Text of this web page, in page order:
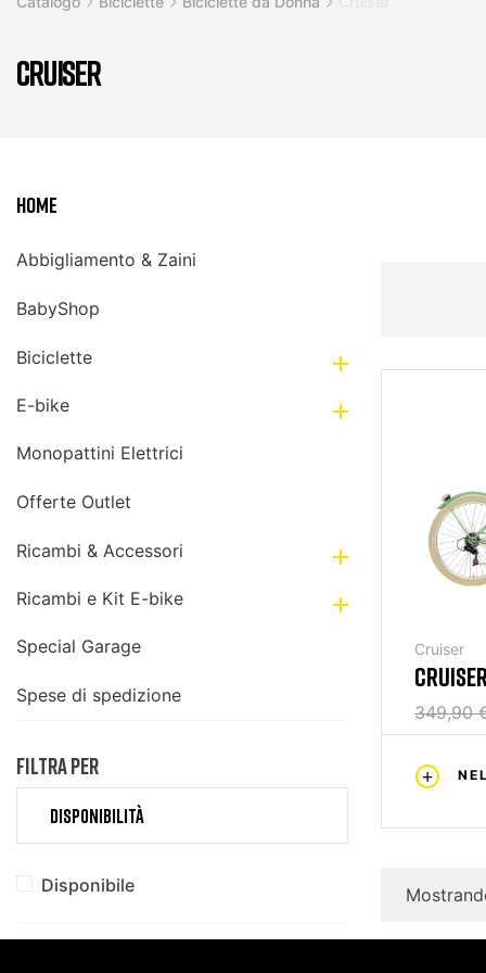
CRUISER
Home
Abbigliamento & Zaini
BabyShop
Biciclette 
E-bike 
Monopattini Elettrici
Offerte Outlet
Ricambi & Accessori 
Ricambi e Kit E-bike 
Special Garage
Spese di spedizione
FILTRA PER
DISPONIBILITÀ
Disponibile
Cruiser
349,90